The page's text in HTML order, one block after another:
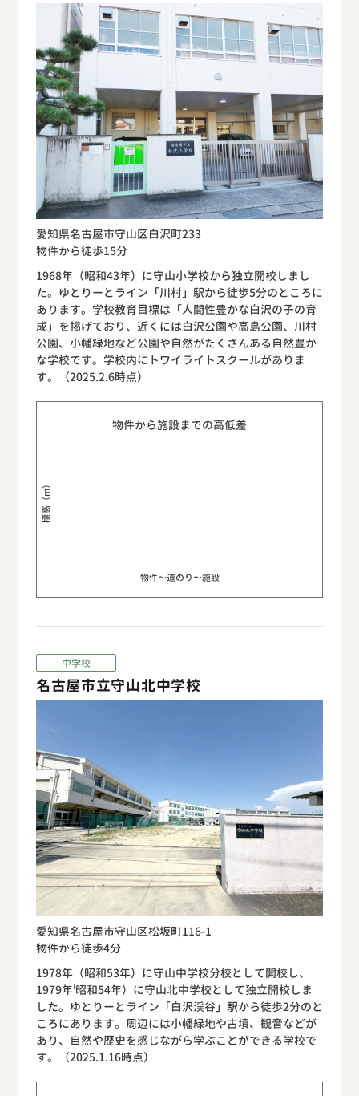
愛知県名古屋市守山区白沢町233
物件から徒歩15分
1968年（昭和43年）に守山小学校から独立開校しまし
た。ゆとりーとライン「川村」駅から徒歩5分のところに
あります。学校教育目標は「人間性豊かな白沢の子の育
成」を掲げており、近くには白沢公園や高島公園、川村
公園、小幡緑地など公園や自然がたくさんある自然豊か
な学校です。学校内にトワイライトスクールがありま
す。（2025.2.6時点）
物件から施設までの高低差
標高（m）
物件〜道のり〜施設
中学校
名古屋市立守山北中学校
愛知県名古屋市守山区松坂町116-1
物件から徒歩4分
1978年（昭和53年）に守山中学校分校として開校し、
1979年⁽昭和54年）に守山北中学校として独立開校しま
した。ゆとりーとライン「白沢渓谷」駅から徒歩2分のと
ころにあります。周辺には小幡緑地や古墳、観音などが
あり、自然や歴史を感じながら学ぶことができる学校で
す。（2025.1.16時点）